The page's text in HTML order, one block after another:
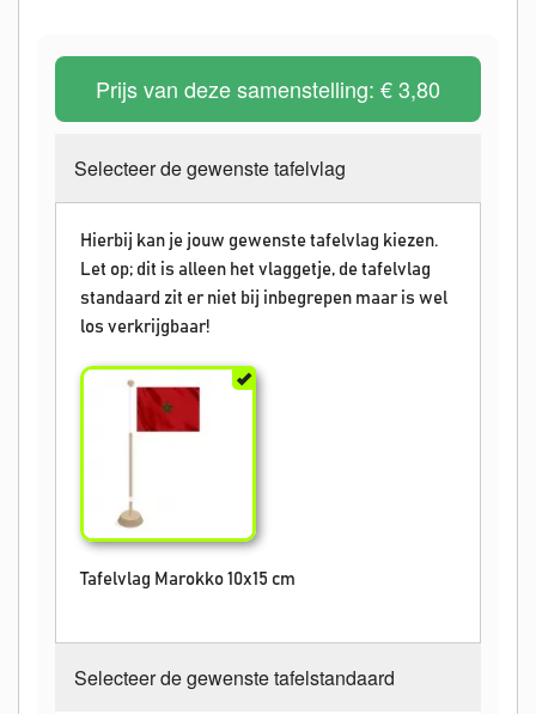
Prijs van deze samenstelling: € 3,80
Selecteer de gewenste tafelvlag
Hierbij kan je jouw gewenste tafelvlag kiezen.
Let op; dit is alleen het vlaggetje, de tafelvlag
standaard zit er niet bij inbegrepen maar is wel
los verkrijgbaar!
Tafelvlag Marokko 10x15 cm
Selecteer de gewenste tafelstandaard